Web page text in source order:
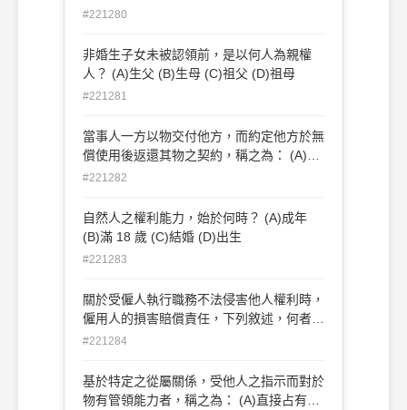
繼續占有
(D)效力未定
#221280
非婚生子女未被認領前，是以何人為親權
人？ (A)生父 (B)生母 (C)祖父 (D)祖母
#221281
當事人一方以物交付他方，而約定他方於無
償使用後返還其物之契約，稱之為： (A)租
賃契約 (B)互易契約 (C)使用借貸契約 (D)
#221282
自然人之權利能力，始於何時？ (A)成年
(B)滿 18 歲 (C)結婚 (D)出生
#221283
關於受僱人執行職務不法侵害他人權利時，
僱用人的損害賠償責任，下列敘述，何者錯
誤？ (A)所謂受僱人，不限於僱傭契約所稱
以機會之行為 (C)僱用人與受僱人間之契約
是否有效成立，在所不問 (D)所謂執行職
#221284
基於特定之從屬關係，受他人之指示而對於
物有管領能力者，稱之為： (A)直接占有人